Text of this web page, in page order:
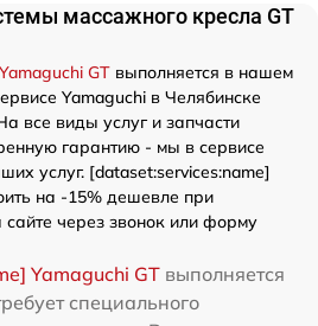
массажного кресла GT
GT выполняется в нашем
Yamaguchi в Челябинске
все виды услуг и запчасти
гарантию - мы в сервисе
услуг. [dataset:services:name]
на -15% дешевле при
через звонок или форму
Yamaguchi GT выполняется
специального